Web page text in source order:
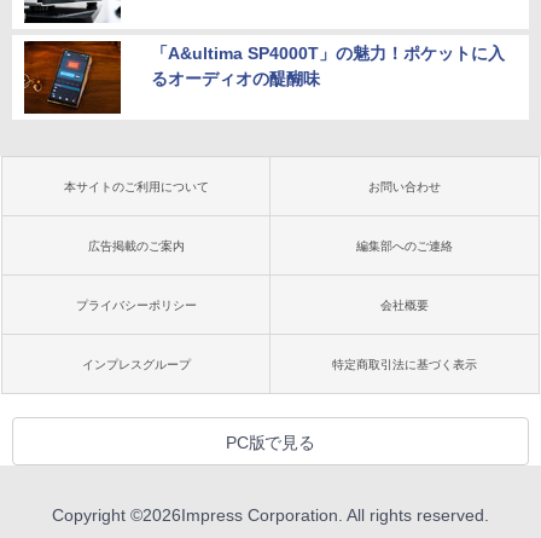
「A&ultima SP4000T」の魅力！ポケットに入
るオーディオの醍醐味
本サイトのご利用について お問い合わせ
広告掲載のご案内 編集部へのご連絡
プライバシーポリシー 会社概要
インプレスグループ 特定商取引法に基づく表示
PC版で見る
Copyright ©2026Impress Corporation. All rights reserved.